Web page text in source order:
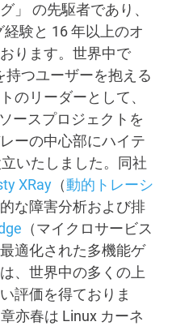
」 の先駆者であり、
験と 16 年以上のオ
ります。世界中で
つユーザーを抱える
のリーダーとして、
ースプロジェクトを
ーの中心部にハイテ
いたしました。同社
XRay （動的トレーシ
な障害分析および排
（マイクロサービス
適化された多機能ゲ
、世界中の多くの上
評価を得ておりま
亦春は Linux カーネ